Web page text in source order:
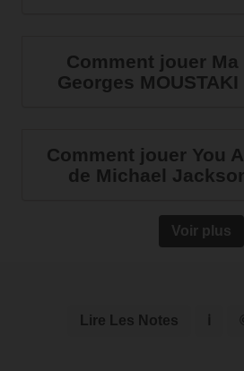
Comment jouer
Georges
Comment jouer You
de Michael
Voir plus
Lire Les Notes